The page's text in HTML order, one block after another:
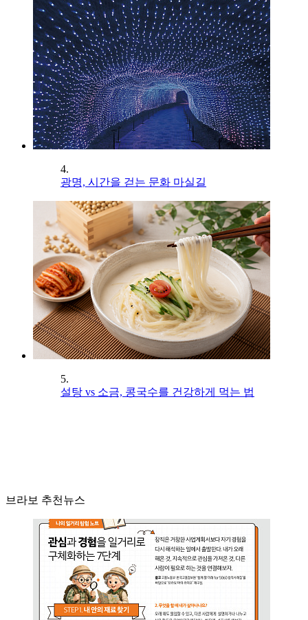
4.
광명, 시간을 걷는 문화 마실길
5.
설탕 vs 소금, 콩국수를 건강하게 먹는 법
브라보 추천뉴스